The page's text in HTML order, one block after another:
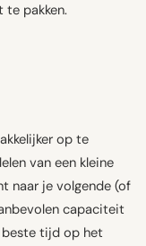
te pakken.
op te
van een kleine
naar je volgende (of
capaciteit
beste tijd op het